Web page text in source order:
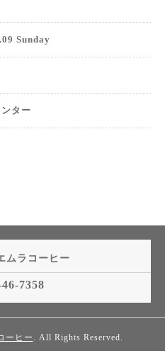
Sunday
ター
ムラコーヒー
7358
ーヒー . All Rights Reserved.